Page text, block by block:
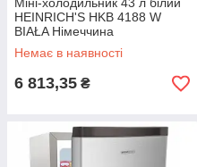
HEINRICH'S HKB 4188 W
BIAŁA Німеччина
Немає в наявності
6 813,35 ₴